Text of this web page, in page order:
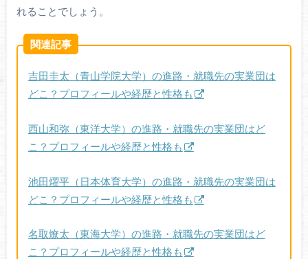
れることでしょう。
関連記事
吉田圭太（青山学院大学）の進路・就職先の実業団は
どこ？プロフィールや経歴と性格も
西山和弥（東洋大学）の進路・就職先の実業団はど
こ？プロフィールや経歴と性格も
池田燿平（日本体育大学）の進路・就職先の実業団は
どこ？プロフィールや経歴と性格も
名取燎太（東海大学）の進路・就職先の実業団はど
こ？プロフィールや経歴と性格も